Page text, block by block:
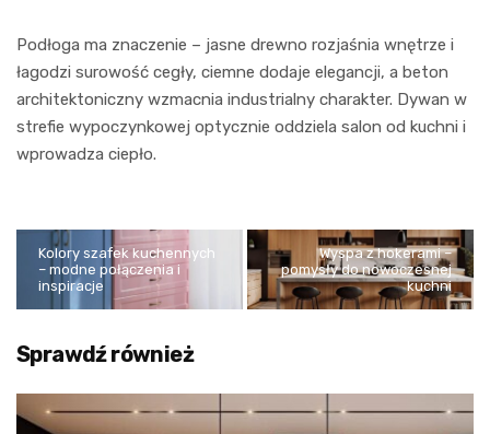
Podłoga ma znaczenie – jasne drewno rozjaśnia wnętrze i
łagodzi surowość cegły, ciemne dodaje elegancji, a beton
architektoniczny wzmacnia industrialny charakter. Dywan w
strefie wypoczynkowej optycznie oddziela salon od kuchni i
wprowadza ciepło.
Kolory szafek kuchennych
– modne połączenia i
inspiracje
Wyspa z hokerami –
pomysły do nowoczesnej
kuchni
Sprawdź również